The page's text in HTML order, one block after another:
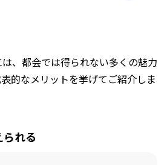
準備と暮らし方のコツ
、都会では得られない多くの魅力
的なメリットを挙げてご紹介しま
れる